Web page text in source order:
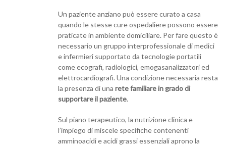
Un paziente anziano può essere curato a casa
quando le stesse cure ospedaliere possono essere
praticate in ambiente domiciliare. Per fare questo è
necessario un gruppo interprofessionale di medici
e infermieri supportato da tecnologie portatili
come ecografi, radiologici, emogasanalizzatori ed
elettrocardiografi. Una condizione necessaria resta
la presenza di una rete familiare in grado di
supportare il paziente.
Sul piano terapeutico, la nutrizione clinica e
l’impiego di miscele specifiche contenenti
amminoacidi e acidi grassi essenziali aprono la